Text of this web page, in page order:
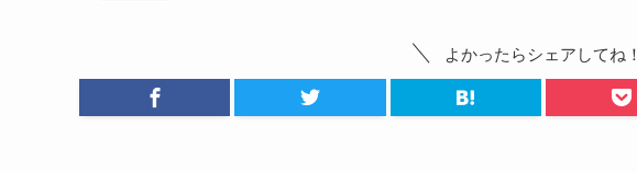
よかったらシェアしてね！